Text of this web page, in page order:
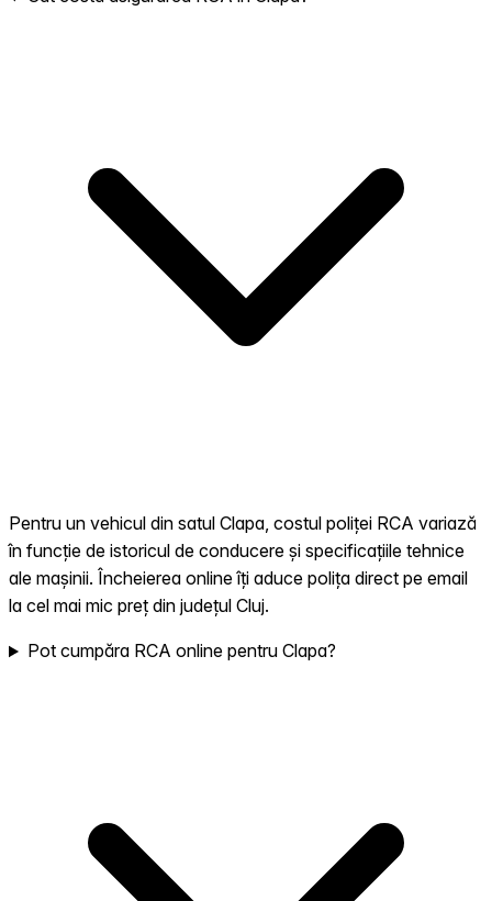
Pentru un vehicul din satul Clapa, costul poliței RCA variază
în funcție de istoricul de conducere și specificațiile tehnice
ale mașinii. Încheierea online îți aduce polița direct pe email
la cel mai mic preț din județul Cluj.
Pot cumpăra RCA online pentru Clapa?